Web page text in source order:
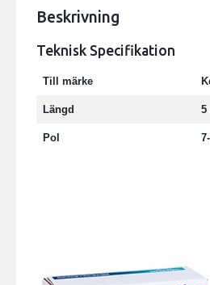
Beskrivning
Teknisk Specifikation
Till märke
Längd 5
Pol